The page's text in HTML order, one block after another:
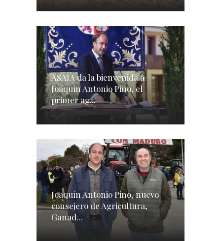
ASAJA da la bienvenida a
Joaquín Antonio Pino, el
primer ag...
Joaquín Antonio Pino, nuevo
consejero de Agricultura,
Ganad...